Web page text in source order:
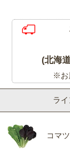
ラ
コマ
(北海
※お